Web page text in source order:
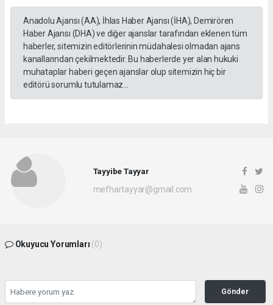
Anadolu Ajansı (AA), İhlas Haber Ajansı (İHA), Demirören
Haber Ajansı (DHA) ve diğer ajanslar tarafından eklenen tüm
haberler, sitemizin editörlerinin müdahalesi olmadan ajans
kanallarından çekilmektedir. Bu haberlerde yer alan hukuki
muhataplar haberi geçen ajanslar olup sitemizin hiç bir
editörü sorumlu tutulamaz...
Tayyibe Tayyar
mefhartayyar@gmail.com
Okuyucu Yorumları (0)
Gönder